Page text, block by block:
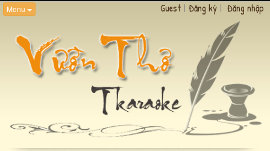
Menu Guest | Đăng ký | Đăng nhập